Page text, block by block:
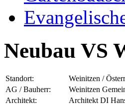
Neubau VS
Standort:
Weinitzen /
AG / Bauherr:
Weinitzen
Architekt:
Architekt DI